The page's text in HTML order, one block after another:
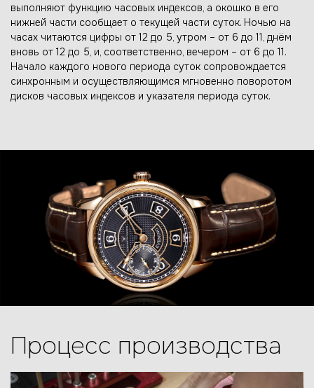
выполняют функцию часовых индексов, а окошко в его
нижней части сообщает о текущей части суток. Ночью на
часах читаются цифры от 12 до 5, утром – от 6 до 11, днём
вновь от 12 до 5, и, соответственно, вечером – от 6 до 11.
Начало каждого нового периода суток сопровождается
синхронным и осуществляющимся мгновенно поворотом
дисков часовых индексов и указателя периода суток.
Процесс производства